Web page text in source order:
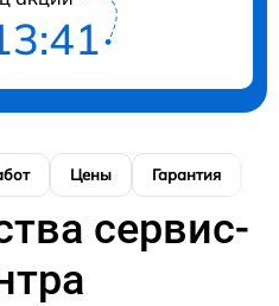
Цены Гарантия
сервис-